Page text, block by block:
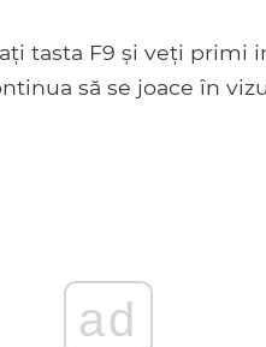
tasta F9 și veți primi
să se joace în
ad